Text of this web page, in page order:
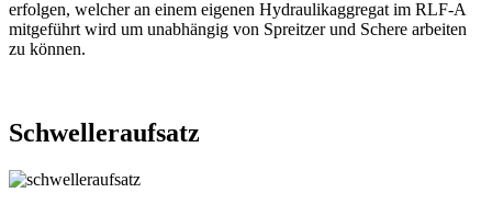
erfolgen, welcher an einem eigenen Hydraulikaggregat im RLF-A
mitgeführt wird um unabhängig von Spreitzer und Schere arbeiten
zu können.
Schwelleraufsatz